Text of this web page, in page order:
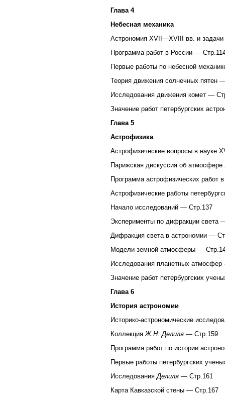
Глава 4
Небесная механика
Астрономия XVII—XVIII вв. и
Программа работ в России —
Первые работы по небесной
Теория движения солнечных пятен
Исследования движения комет —
Значение работ петербургских
Глава 5
Астрофизика
Астрофизические вопросы в науке
Парижская дискуссия об
Программа астрофизических работ
Астрофизические работы
Начало исследований — Стр.137
Эксперименты по дифракции света
Дифракция света в астрономии —
Модели земной атмосферы —
Исследования планетных
Значение работ петербургских
Глава 6
История астрономии
Историко-астрономические
КоллекцияЖ.Н. Делиля — Стр.159
Программа работ по истории
Первые работы петербургских
ИсследованияДелиля — Стр.161
Карта Кавказской стены — Стр.167